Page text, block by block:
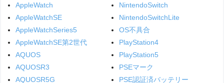
AppleWatch
AppleWatchSE
AppleWatchSeries5
AppleWatchSE第2世代
AQUOS
AQUOSR3
AQUOSR5G
NintendoSwitch
NintendoSwitchLite
OS不具合
PlayStation4
PlayStation5
PSEマーク
PSE認証済バッテリー